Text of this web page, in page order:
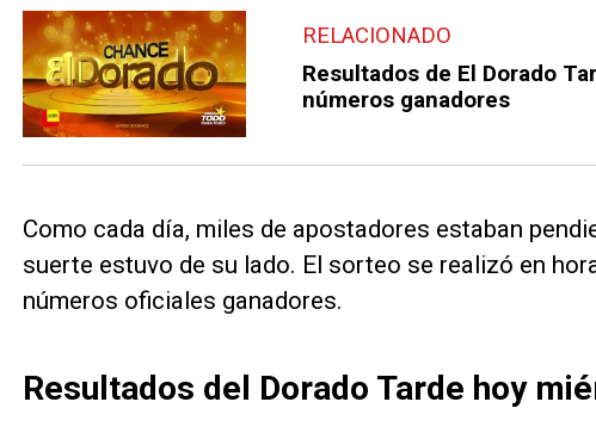
RELACIONADO
Resultados de El Dorado
números ganadores
Como cada día, miles de apostadores estaban
suerte estuvo de su lado. El sorteo se realizó en
números oficiales ganadores.
Resultados del Dorado Tarde hoy